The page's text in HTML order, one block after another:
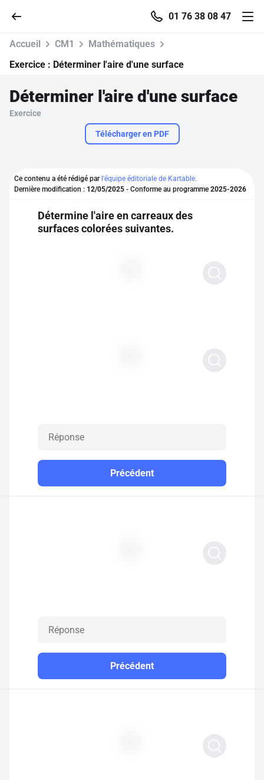
01 76 38 08 47
Accueil
Se connecter
S'inscrire gratuitement
Accueil CM1
Mathématiques
Exercice : Déterminer l'aire d'une surface
Déterminer l'aire d'une surface
Exercice
Télécharger en PDF
Ce contenu a été rédigé par l'équipe éditoriale de Kartable.
Dernière modification : 12/05/2025 - Conforme au programme 2025-2026
Détermine l'aire en carreaux des
surfaces colorées suivantes.
Précédent
Précédent